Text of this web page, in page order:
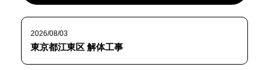
2026/08/03
東京都江東区 解体工事